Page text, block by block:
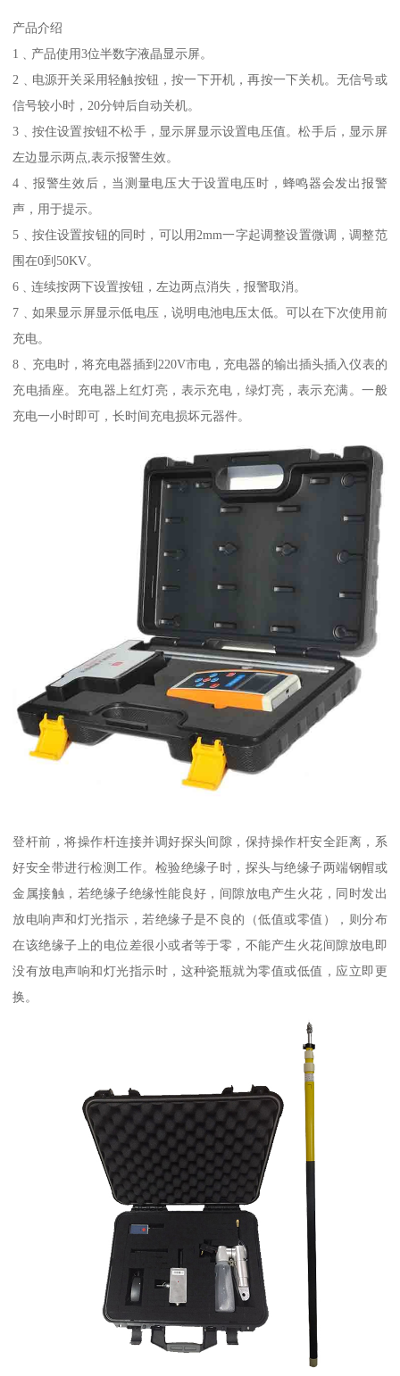
产品介绍
1﹑产品使用3位半数字液晶显示屏。
2﹑电源开关采用轻触按钮，按一下开机，再按一下关机。无信号或
信号较小时，20分钟后自动关机。
3﹑按住设置按钮不松手，显示屏显示设置电压值。松手后，显示屏
左边显示两点,表示报警生效。
4﹑报警生效后，当测量电压大于设置电压时，蜂鸣器会发出报警
声，用于提示。
5﹑按住设置按钮的同时，可以用2mm一字起调整设置微调，调整范
围在0到50KV。
6﹑连续按两下设置按钮，左边两点消失，报警取消。
7﹑如果显示屏显示低电压，说明电池电压太低。可以在下次使用前
充电。
8﹑充电时，将充电器插到220V市电，充电器的输出插头插入仪表的
充电插座。充电器上红灯亮，表示充电，绿灯亮，表示充满。一般
充电一小时即可，长时间充电损坏元器件。
登杆前，将操作杆连接并调好探头间隙，保持操作杆安全距离，系
好安全带进行检测工作。检验绝缘子时，探头与绝缘子两端钢帽或
金属接触，若绝缘子绝缘性能良好，间隙放电产生火花，同时发出
放电响声和灯光指示，若绝缘子是不良的（低值或零值），则分布
在该绝缘子上的电位差很小或者等于零，不能产生火花间隙放电即
没有放电声响和灯光指示时，这种瓷瓶就为零值或低值，应立即更
换。